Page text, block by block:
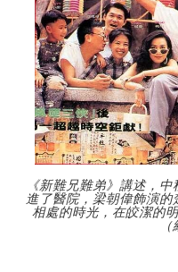
《新難兄難弟》講述，
進了醫院，梁朝偉飾演
相處的時光，在皎潔的